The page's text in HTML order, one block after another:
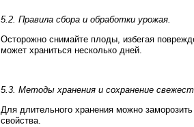
5.2. Правила сбора и обработки урожая.
Осторожно снимайте плоды, избегая
может храниться несколько дней.
5.3. Методы хранения и сохранение
Для длительного хранения можно
свойства.